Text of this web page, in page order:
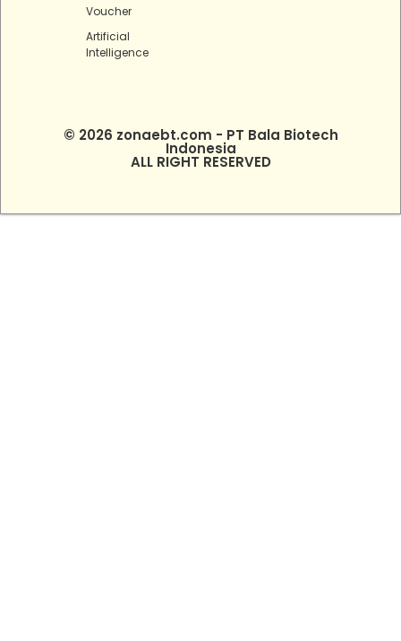
Voucher
Artificial
Intelligence
© 2026 zonaebt.com - PT Bala Biotech
Indonesia
ALL RIGHT RESERVED